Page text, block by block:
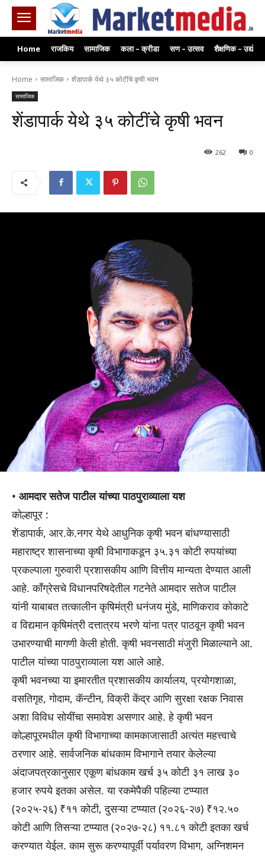
Home राजकिय सामाजिक कला – क्रीडा सण – उत्सव शैक्षणिक – उद्योग
Home सामाजिक शेंडापार्क येथे ३५ कोटींचे कृषी भवन
सामाजिक
शेंडापार्क येथे ३५ कोटींचे कृषी भवन
0
262
• आमदार सतेज पाटील यांच्या पाठपुराव्याला यश
कोल्हापूर :
शेंडापार्क, आर.के.नगर येथे आधुनिक कृषी भवन बांधण्यासाठी
महाराष्ट्र शासनाच्या कृषी विभागाकडून ३५.३१ कोटी रुपयांच्या
प्रकल्पाला गुरुवारी प्रशासकीय आणि वित्तीय मान्यता देण्यात आली
आहे. काँग्रेसचे विधानपरिषदेतील गटनेते आमदार सतेज पाटील
यांनी याबाबत तत्कालीन कृषिमंत्री धनंजय मुंडे, माणिकराव कोकाटे
व विद्यमान कृषिमंत्री दत्तात्रय भरणे यांना पत्र पाठवून कृषी भवन
उभारण्याची मागणी केली होती. कृषी भवनसाठी मंजुरी मिळाल्याने आ.
पाटील यांच्या पाठपुराव्याला यश आले आहे.
कृषी भवनच्या या इमारतीत प्रशासकीय कार्यालय, प्रयोगशाळा,
वसतिगृह, गोदाम, कॅन्टीन, विक्री केंद्र आणि सुरक्षा रक्षक निवास
अशा विविध सोयींचा समावेश असणार आहे. हे कृषी भवन
कोल्हापूरमधील कृषी विभागाच्या कामकाजासाठी अत्यंत महत्त्वाचे
ठरणार आहे. सार्वजनिक बांधकाम विभागाने तयार केलेल्या
अंदाजपत्रकानुसार एकूण बांधकाम खर्च ३५ कोटी ३१ लाख ३०
हजार रुपये इतका असेल. या रकमेपैकी पहिल्या टप्प्यात
(२०२५-२६) ₹११ कोटी, दुसऱ्या टप्प्यात (२०२६-२७) ₹१२.५०
कोटी आणि तिसऱ्या टप्प्यात (२०२७-२८) ११.८१ कोटी इतका खर्च
करण्यात येईल. काम सुरू करण्यापूर्वी पर्यावरण विभाग, अग्निशमन